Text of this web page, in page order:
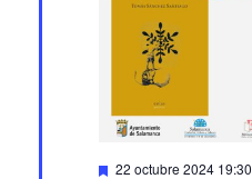
Featured
22 octubre 2024 19:30